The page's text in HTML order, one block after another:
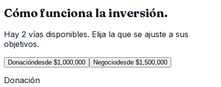
Cómo funciona la inversión.
Hay 2 vías disponibles. Elija la que se ajuste a sus
objetivos.
Donacióndesde $1,000,000 Negociodesde $1,500,000
Donación